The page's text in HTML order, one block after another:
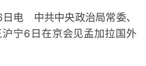
电 中共中央政治局常委、
宁6日在京会见孟加拉国外